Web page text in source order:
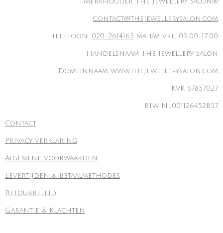
Contact@thejewellerysalon.com
telefoon: 020-2614165 ma t/m vrij 09:00-17:00
Handelsnaam The Jewellery Salon
Domeinnaam www.thejewellerysalon.com
KVK 67857027
Btw NL001126452B57
Contact
Privacy verklaring
Algemene voorwaarden
Levertijden & Betaalmethodes
Retourbeleid
Garantie & Klachten